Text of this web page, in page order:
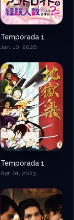
Temporada 1
Jan. 10, 2026
Temporada 1
Apr. 01, 2023